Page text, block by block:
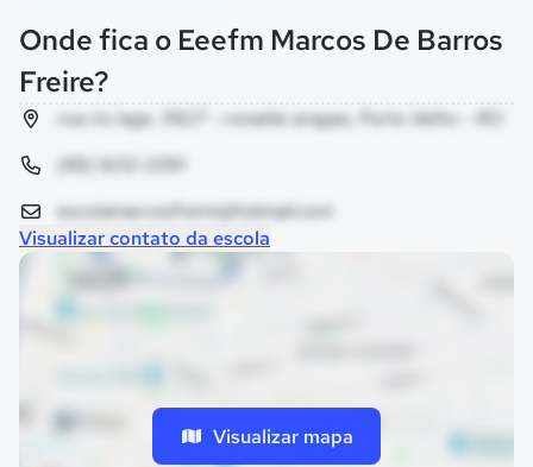
Onde fica o Eeefm Marcos De Barros
Freire?
rua rio lage, 11927 - ronaldo aragao, Porto Velho - RO
(69) 9212-2091
escolamarcosfreire@hotmail.com
Visualizar contato da escola
Visualizar mapa